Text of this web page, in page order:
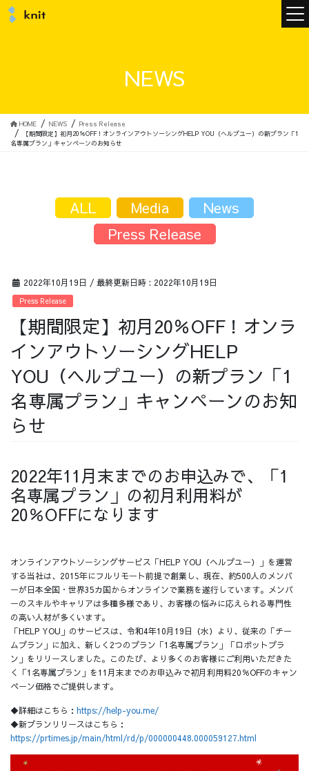
メンバー
サービス
採用情報
採用情報トップ チームインタビュー01
チームインタビュー02 チームインタビュー03
お問い合わせ
NEWS
HOME NEWS
Press Release
【期間限定】初月20％OFF！オンラインアウトソーシングHELP YOU（ヘルプユー）の新プラン「1
名専属プラン」キャンペーンのお知らせ
2022年10月19日 / 最終更新日時 : 2022年10月19日
Press Release
【期間限定】初月20％OFF！オンラ
インアウトソーシングHELP
YOU（ヘルプユー）の新プラン「1
名専属プラン」キャンペーンのお知
らせ
2022年11月末までのお申込みで、「1
名専属プラン」の初月利用料が
20％OFFになります
オンラインアウトソーシングサービス「HELP YOU（ヘルプユー）」を運営
する当社は、2015年にフルリモート前提で創業し、現在、約500人のメンバ
ーが日本全国・世界35カ国からオンラインで業務を遂行しています。メンバ
ーのスキルやキャリアは多種多様であり、お客様の悩みに応えられる専門性
の高い人材が多くいます。
「HELP YOU」のサービスは、令和4年10月19日（水）より、従来の「チー
ムプラン」に加え、新しく2つのプラン「1名専属プラン」「ロボットプラ
ン」をリリースしました。このたび、より多くのお客様にご利用いただきた
く「1名専属プラン」を11月末までのお申込みで初月利用料20％OFFのキャン
ペーン価格でご提供します。
◆詳細はこちら： https://help-you.me/
◆新プランリリースはこちら：
https://prtimes.jp/main/html/rd/p/000000448.000059127.html
ALL Media
News
Press Release